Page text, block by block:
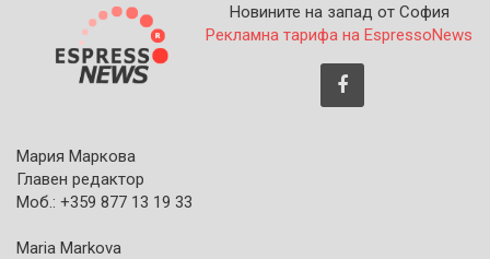
Новините на запад от София
Рекламна тарифа на EspressoNews
Мария Маркова
Главен редактор
Моб.: +359 877 13 19 33
Maria Markova